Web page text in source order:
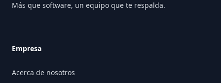
Más que software, un equipo que te respalda.
Empresa
Acerca de nosotros